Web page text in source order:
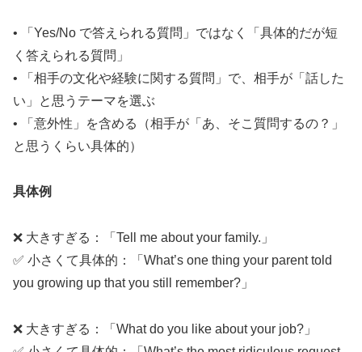
• 「Yes/No で答えられる質問」ではなく「具体的だが短
く答えられる質問」
• 「相手の文化や経験に関する質問」で、相手が「話した
い」と思うテーマを選ぶ
• 「意外性」を含める（相手が「あ、そこ質問するの？」
と思うくらい具体的）
具体例
❌ 大きすぎる：「Tell me about your family.」
✅ 小さくて具体的：「What’s one thing your parent told
you growing up that you still remember?」
❌ 大きすぎる：「What do you like about your job?」